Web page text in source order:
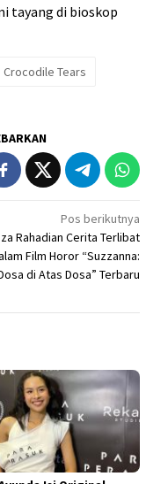
tayang di bioskop
Crocodile Tears
Pos berikutnya
Rahadian Cerita Terlibat
Film Horor “Suzzanna:
di Atas Dosa” Terbaru